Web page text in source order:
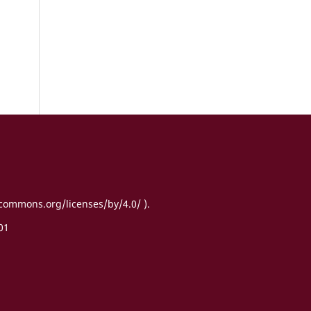
licenses/by/4.0/ ).